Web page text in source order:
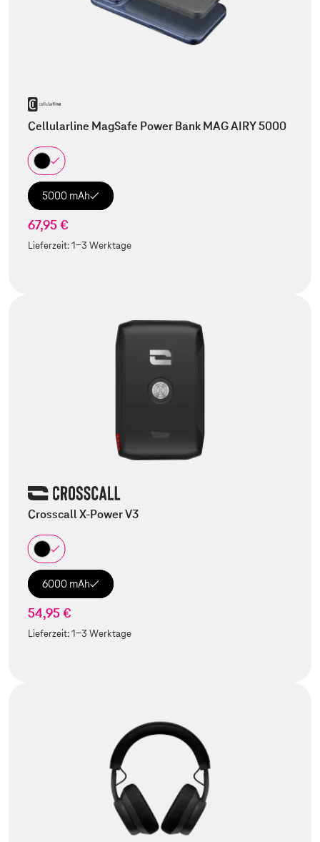
Cellularline MagSafe Power Bank MAG AIRY 5000
5000 mAh
67,95 €
Lieferzeit:1-3 Werktage
Crosscall X-Power V3
6000 mAh
54,95 €
Lieferzeit:1-3 Werktage